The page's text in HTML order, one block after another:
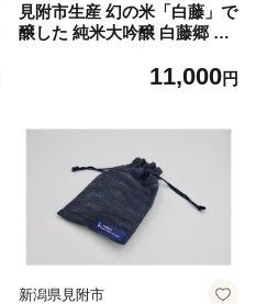
見附市生産 幻の米「白藤」で
醸した 純米大吟醸 白藤郷 72
リジナル 酒 お酒 ギフト 贈り
11,000円
新潟県見附市